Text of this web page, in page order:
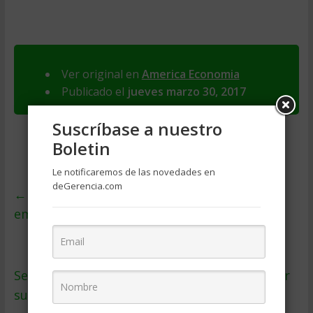
Ver original en America Economia
Publicado el jueves marzo 30, 2017
←
Las claves psicológicas para un
emprendimiento exitoso
Sepa qué responder cuando le pregunten por
su mayor debilidad
Suscríbase a nuestro
Boletin
Le notificaremos de las novedades en
deGerencia.com